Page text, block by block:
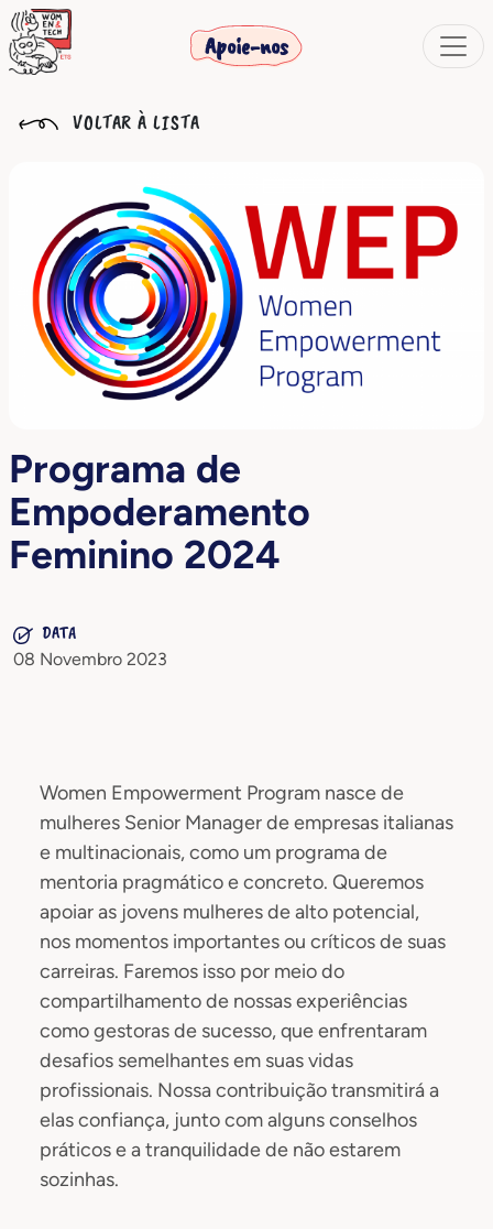
Apoie-nos
VOLTAR À LISTA
Programa de
Empoderamento
Feminino 2024
DATA
08 Novembro 2023
Women Empowerment Program nasce de
mulheres Senior Manager de empresas italianas
e multinacionais, como um programa de
mentoria pragmático e concreto. Queremos
apoiar as jovens mulheres de alto potencial,
nos momentos importantes ou críticos de suas
carreiras. Faremos isso por meio do
compartilhamento de nossas experiências
como gestoras de sucesso, que enfrentaram
desafios semelhantes em suas vidas
profissionais. Nossa contribuição transmitirá a
elas confiança, junto com alguns conselhos
práticos e a tranquilidade de não estarem
sozinhas.